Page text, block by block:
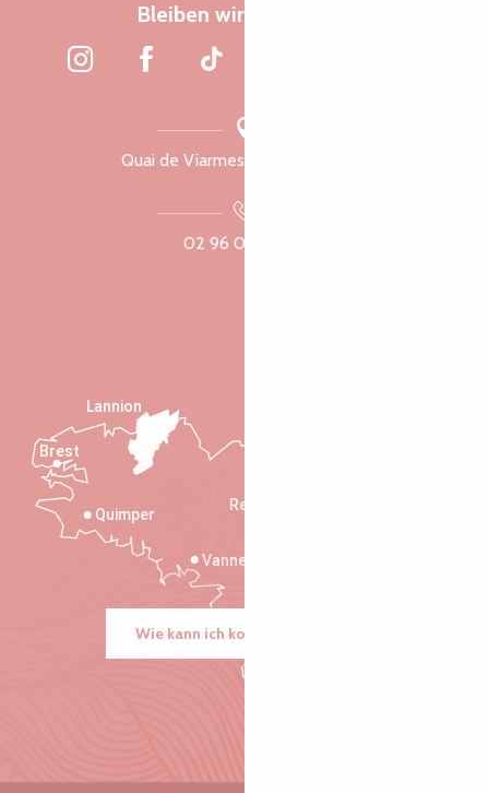
Bleiben wir verbunden
Quai de Viarmes, 22300 Lannion
02 96 05 60 70
Rennes
Vannes
Quimper
Lannion
Brest
Wie kann ich kommen?